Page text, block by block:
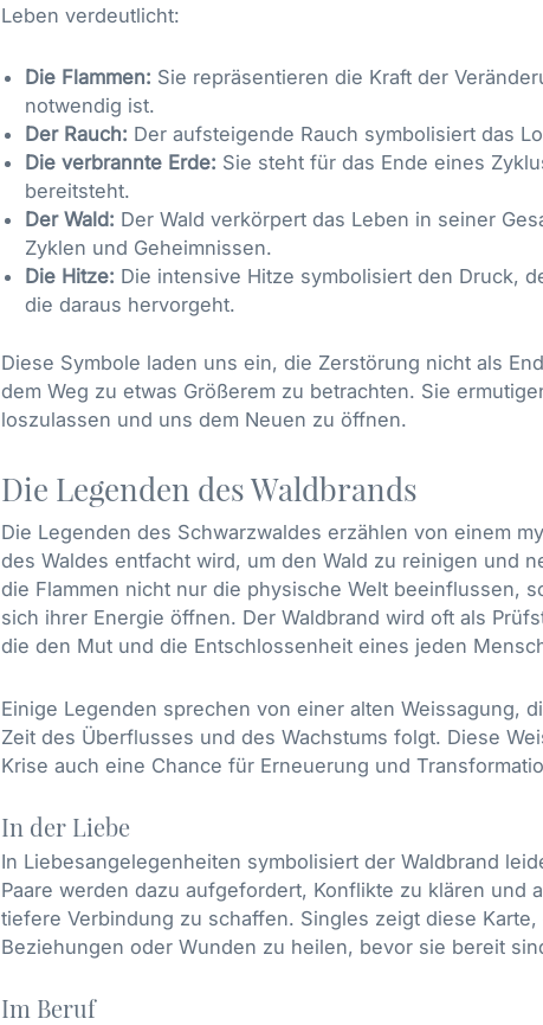
Leben verdeutlicht:
Die Flammen: Sie repräsentieren die Kraft der
notwendig ist.
Der Rauch: Der aufsteigende Rauch symbolisiert das
Die verbrannte Erde: Sie steht für das Ende eines
bereitsteht.
Der Wald: Der Wald verkörpert das Leben in seiner
Zyklen und Geheimnissen.
Die Hitze: Die intensive Hitze symbolisiert den Druck,
die daraus hervorgeht.
Diese Symbole laden uns ein, die Zerstörung nicht als
dem Weg zu etwas Größerem zu betrachten. Sie
loszulassen und uns dem Neuen zu öffnen.
Die Legenden des Waldbrands
Die Legenden des Schwarzwaldes erzählen von einem
des Waldes entfacht wird, um den Wald zu reinigen und
die Flammen nicht nur die physische Welt beeinflussen,
sich ihrer Energie öffnen. Der Waldbrand wird oft als
die den Mut und die Entschlossenheit eines jeden
Einige Legenden sprechen von einer alten Weissagung,
Zeit des Überflusses und des Wachstums folgt. Diese
Krise auch eine Chance für Erneuerung und
In der Liebe
In Liebesangelegenheiten symbolisiert der Waldbrand
Paare werden dazu aufgefordert, Konflikte zu klären und
tiefere Verbindung zu schaffen. Singles zeigt diese
Beziehungen oder Wunden zu heilen, bevor sie bereit
Im Beruf